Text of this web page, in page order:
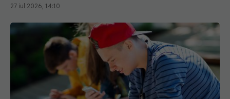
27 iul 2026, 14:10